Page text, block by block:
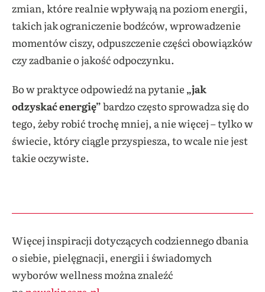
zmian, które realnie wpływają na poziom energii,
takich jak ograniczenie bodźców, wprowadzenie
momentów ciszy, odpuszczenie części obowiązków
czy zadbanie o jakość odpoczynku.
Bo w praktyce odpowiedź na pytanie „jak
odzyskać energię”bardzo często sprowadza się do
tego, żeby robić trochę mniej, a nie więcej – tylko w
świecie, który ciągle przyspiesza, to wcale nie jest
takie oczywiste.
Więcej inspiracji dotyczących codziennego dbania
o siebie, pielęgnacji, energii i świadomych
wyborów wellness można znaleźć